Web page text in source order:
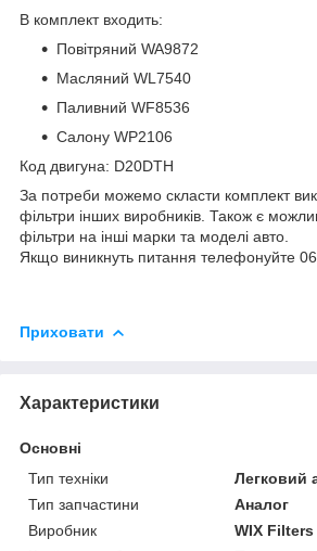
В комплект входить:
Повітряний WA9872
Масляний WL7540
Паливний WF8536
Салону WP2106
Код двигуна: D20DTH
За потреби можемо скласти комплект
фільтри інших виробників. Також є
фільтри на інші марки та моделі авто.
Якщо виникнуть питання телефонуйте
Приховати
Характеристики
Основні
Тип техніки
Легковий
Тип запчастини
Аналог
Виробник
WIX Filters